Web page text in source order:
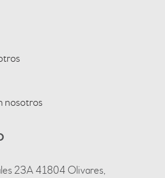
nosotros
23A 41804 Olivares,